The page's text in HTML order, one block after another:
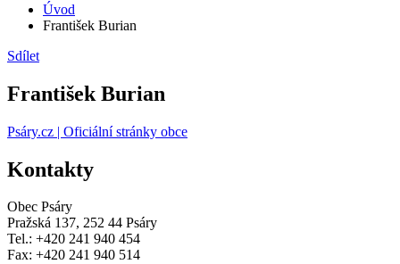
Úvod
František Burian
Sdílet
František Burian
Psáry.cz | Oficiální stránky obce
Kontakty
Obec Psáry
Pražská 137, 252 44 Psáry
Tel.: +420 241 940 454
Fax: +420 241 940 514